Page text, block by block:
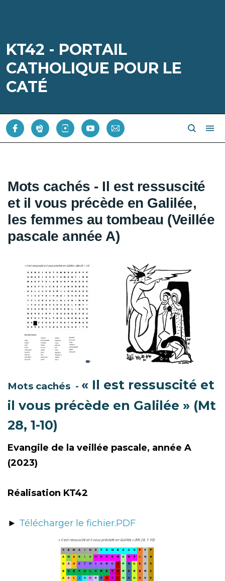
KT42 - PORTAIL
CATHOLIQUE POUR LE
CATÉ
Mots cachés - Il est ressuscité
et il vous précède en Galilée,
les femmes au tombeau (Veillée
pascale année A)
Mots cachés - « Il est ressuscité et
il vous précède en Galilée » (Mt
28, 1-10)
Evangile de la veillée pascale, année A
(2023)
Réalisation KT42
► Télécharger le fichier.PDF